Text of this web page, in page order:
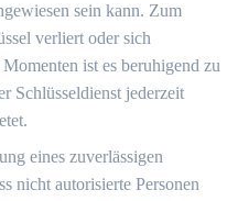
sein kann.​ Zum
verliert oder sich
ist es beruhigend zu
Schlüsseldienst jederzeit
eines zuverlässigen
nicht autorisierte Personen